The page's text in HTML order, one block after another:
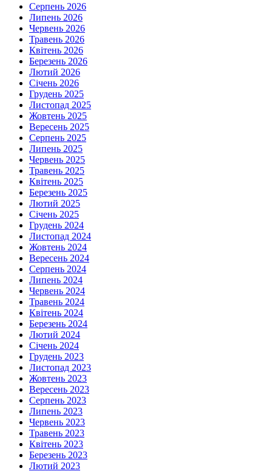
Серпень 2026
Липень 2026
Червень 2026
Травень 2026
Квітень 2026
Березень 2026
Лютий 2026
Січень 2026
Грудень 2025
Листопад 2025
Жовтень 2025
Вересень 2025
Серпень 2025
Липень 2025
Червень 2025
Травень 2025
Квітень 2025
Березень 2025
Лютий 2025
Січень 2025
Грудень 2024
Листопад 2024
Жовтень 2024
Вересень 2024
Серпень 2024
Липень 2024
Червень 2024
Травень 2024
Квітень 2024
Березень 2024
Лютий 2024
Січень 2024
Грудень 2023
Листопад 2023
Жовтень 2023
Вересень 2023
Серпень 2023
Липень 2023
Червень 2023
Травень 2023
Квітень 2023
Березень 2023
Лютий 2023